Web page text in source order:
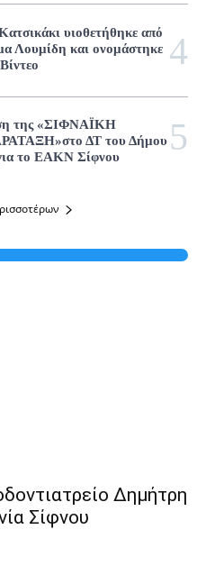
υιοθετήθηκε από
Λουμίδη και ονομάστηκε
της «ΣΙΦΝΑΪΚΗ
ΔΤ του Δήμου
το ΕΑΚΝ Σίφνου
Δημήτρη
Σίφνου